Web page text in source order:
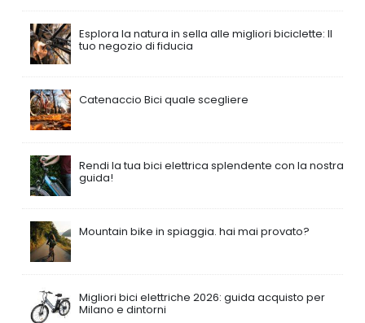
Esplora la natura in sella alle migliori biciclette: Il
tuo negozio di fiducia
Catenaccio Bici quale scegliere
Rendi la tua bici elettrica splendente con la nostra
guida!
Mountain bike in spiaggia. hai mai provato?
Migliori bici elettriche 2026: guida acquisto per
Milano e dintorni